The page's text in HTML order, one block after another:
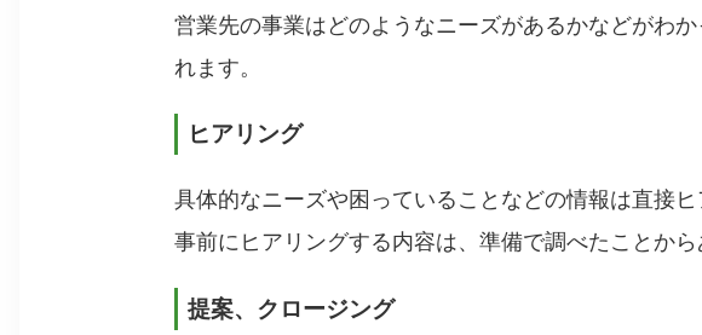
営業先の事業はどのようなニーズがあるかなどがわ
れます。
ヒアリング
具体的なニーズや困っていることなどの情報は直接ヒ
事前にヒアリングする内容は、準備で調べたことから
提案、クロージング